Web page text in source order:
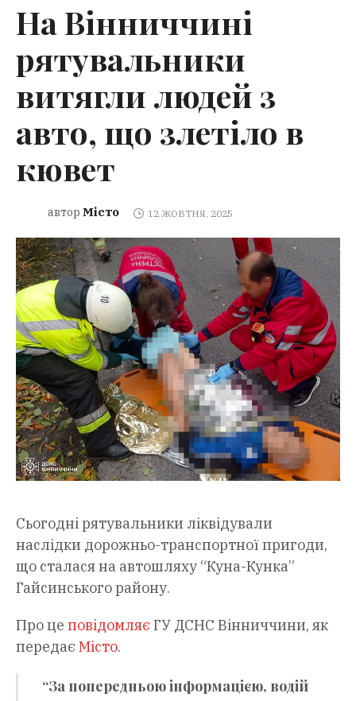
На Вінниччині
рятувальники
витягли людей з
авто, що злетіло в
кювет
автор Місто 12 ЖОВТНЯ, 2025
Сьогодні рятувальники ліквідували
наслідки дорожньо-транспортної пригоди,
що сталася на автошляху “Куна-Кунка”
Гайсинського району.
Про це повідомляє ГУ ДСНС Вінниччини, як
передає Місто.
“За попередньою інформацією, водій